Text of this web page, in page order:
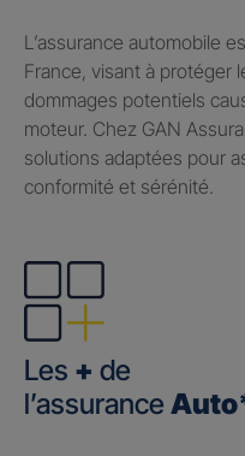
​L’assurance automobile
France, visant à protéger
dommages potentiels
moteur. Chez GAN
solutions adaptées pour
conformité et sérénité.
Les + de
l’assurance